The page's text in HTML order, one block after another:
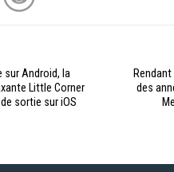
sur Android, la
Little Corner
sortie sur iOS
Rendant
des